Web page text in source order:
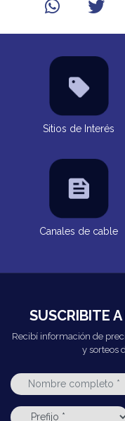
Sitios de Interés
Canales de cable
SUSCRIBITE
Recibí información de
y sorteos